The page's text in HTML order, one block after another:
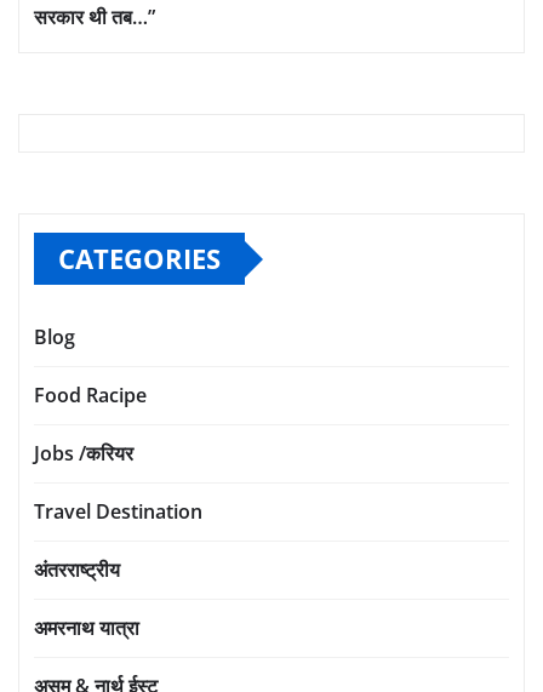
सरकार थी तब…”
CATEGORIES
Blog
Food Racipe
Jobs /करियर
Travel Destination
अंतरराष्ट्रीय
अमरनाथ यात्रा
असम & नार्थ ईस्ट